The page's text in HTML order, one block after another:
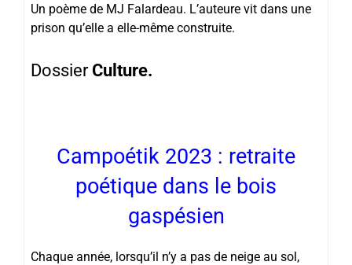
Un poème de MJ Falardeau. L’auteure vit dans une
prison qu’elle a elle-même construite.
Dossier Culture.
Campoétik 2023 : retraite
poétique dans le bois
gaspésien
Chaque année, lorsqu’il n’y a pas de neige au sol,